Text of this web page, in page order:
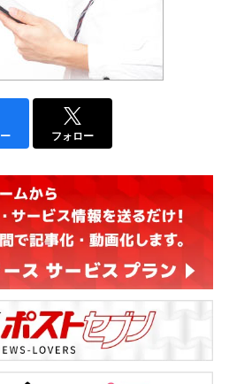
フォロー